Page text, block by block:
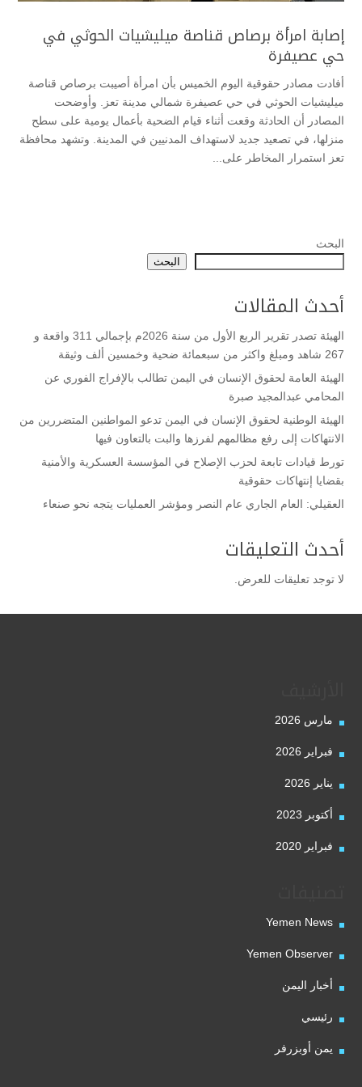
إصابة امرأة برصاص قناصة ميليشيات الحوثي في
حي عصيفرة
أفادت مصادر حقوقية اليوم الخميس بأن امرأة أصيبت برصاص قناصة
ميليشيات الحوثي في حي عصيفرة شمالي مدينة تعز. وأوضحت
المصادر أن الحادثة وقعت أثناء قيام الضحية بأعمال يومية على سطح
منزلها، في تصعيد جديد لاستهداف المدنيين في المدينة. وتشهد محافظة
تعز استمرار المخاطر على...
البحث
البحث
أحدث المقالات
الهيئة تصدر تقرير الربع الأول من سنة 2026م بإجمالي 311 واقعة و
267 شاهد ومبلغ واكثر من سبعمائة ضحية وخمسين ألف وثيقة
الهيئة العامة لحقوق الإنسان في اليمن تطالب بالإفراج الفوري عن
المحامي عبدالمجيد صبرة
الهيئة الوطنية لحقوق الإنسان في اليمن تدعو المواطنين المتضررين من
الانتهاكات إلى رفع مظالمهم لفرزها والبت بالتعاون فيها
تورط قيادات تابعة لحزب الإصلاح في المؤسسة العسكرية والأمنية
بقضايا إنتهاكات حقوقية
العقيلي: العام الجاري عام النصر ومؤشر العمليات يتجه نحو صنعاء
أحدث التعليقات
لا توجد تعليقات للعرض.
مارس 2026
فبراير 2026
يناير 2026
أكتوبر 2023
فبراير 2020
Yemen News
Yemen Observer
أخبار اليمن
رئيسي
يمن أوبزرفر